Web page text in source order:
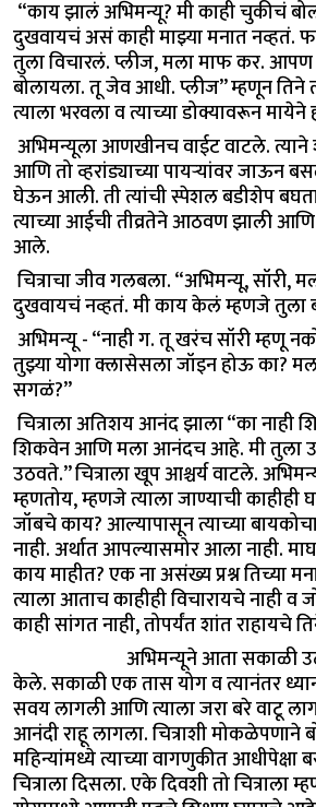
“काय झालं अभिमन्यू? मी काही चुकीचं
दुखवायचं असं काही माझ्या मनात नव्हतं.
तुला विचारलं. प्लीज, मला माफ कर. आपण
बोलायला. तू जेव आधी. प्लीज” म्हणून तिने
त्याला भरवला व त्याच्या डोक्यावरून
अभिमन्यूला आणखीनच वाईट वाटले.
आणि तो व्हरांड्याच्या पायऱ्यांवर जाऊन
घेऊन आली. ती त्यांची स्पेशल बडीशेप
त्याच्या आईची तीव्रतेने आठवण झाली
आले.
चित्राचा जीव गलबला. “अभिमन्यू, सॉरी,
दुखवायचं नव्हतं. मी काय केलं म्हणजे तुला
अभिमन्यू - “नाही ग. तू खरंच सॉरी म्हणू
तुझ्या योगा क्लासेसला जॉइन होऊ का?
सगळं?”
चित्राला अतिशय आनंद झाला “का नाही
शिकवेन आणि मला आनंदच आहे. मी तुला
उठवते.” चित्राला खूप आश्चर्य वाटले.
म्हणतोय, म्हणजे त्याला जाण्याची काहीही
जॉबचे काय? आल्यापासून त्याच्या
नाही. अर्थात आपल्यासमोर आला नाही.
काय माहीत? एक ना असंख्य प्रश्न तिच्या
त्याला आताच काहीही विचारायचे नाही व
काही सांगत नाही, तोपर्यंत शांत राहायचे
अभिमन्यूने आता सकाळी
केले. सकाळी एक तास योग व त्यानंतर
सवय लागली आणि त्याला जरा बरे वाटू
आनंदी राहू लागला. चित्राशी मोकळेपणाने
महिन्यांमध्ये त्याच्या वागणुकीत
चित्राला दिसला. एके दिवशी तो चित्राला